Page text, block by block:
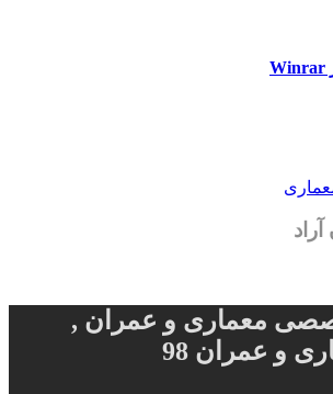
معماری و عمران ,
و عمران 98